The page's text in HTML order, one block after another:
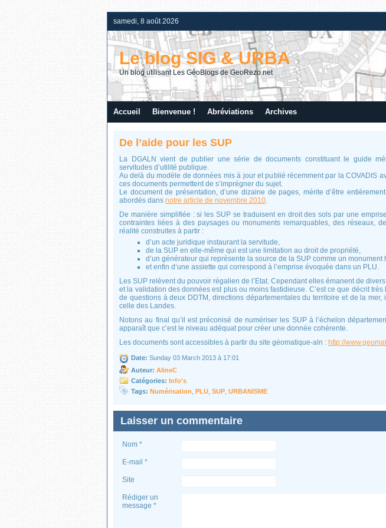
samedi, 8 août 2026
Le blog SIG & URBA
Un blog utilisant Les GéoBlogs de GeoRezo.net
Accueil Bienvenue ! Abréviations Archives
De l’aide pour les SUP
La DGALN vient de publier une série de documents constituant le guide
servitudes d’utilité publique.
Au delà du modèle de données mis à jour et publié récemment par la COVADIS
ces documents permettent de s’imprégner du sujet.
Le document de présentation, d’une dizaine de pages, mérite d’être
abordés dans notre article de novembre 2010.
De manière simplifiée : si les SUP se traduisent en droit des sols par une
contraintes liées à des paysages ou monuments remarquables, des réseaux,
réalité construites à partir :
d’un acte juridique instaurant la servitude,
de la SUP en elle-même qui est une limitation au droit de propriété,
d’un générateur qui représente la source de la SUP comme un monument
et enfin d’une assiette qui correspond à l’emprise évoquée dans un PLU.
Les SUP relèvent du pouvoir régalien de l’Etat. Cependant elles émanent de
et la validation des données est plus ou moins fastidieuse. C’est ce que décrit
de questions à deux DDTM, directions départementales du territoire et de la
celle des Landes.
Notons au final qu’il est préconisé de numériser les SUP à l’échelon
apparaît que c’est le niveau adéquat pour créer une donnée cohérente.
Les documents sont accessibles à partir du site géomatique-aln : http://
Date: Sunday 03 March 2013 à 17:01
Auteur: AlineC
Catégories: Info's
Tags: Numérisation PLU SUP URBANISME
Laisser un commentaire
Nom *
E-mail *
Site
Rédiger un
message *